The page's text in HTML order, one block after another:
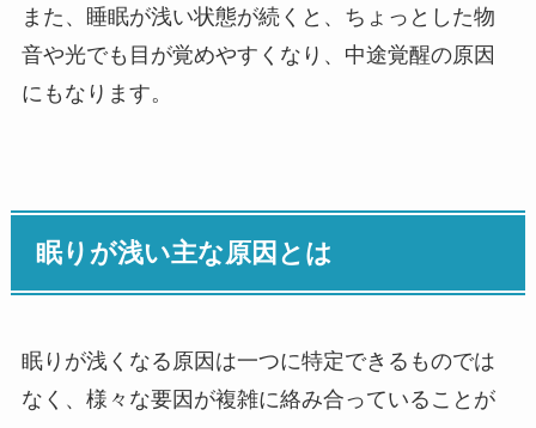
また、睡眠が浅い状態が続くと、ちょっとした物
音や光でも目が覚めやすくなり、中途覚醒の原因
にもなります。
眠りが浅い主な原因とは
眠りが浅くなる原因は一つに特定できるものでは
なく、様々な要因が複雑に絡み合っていることが